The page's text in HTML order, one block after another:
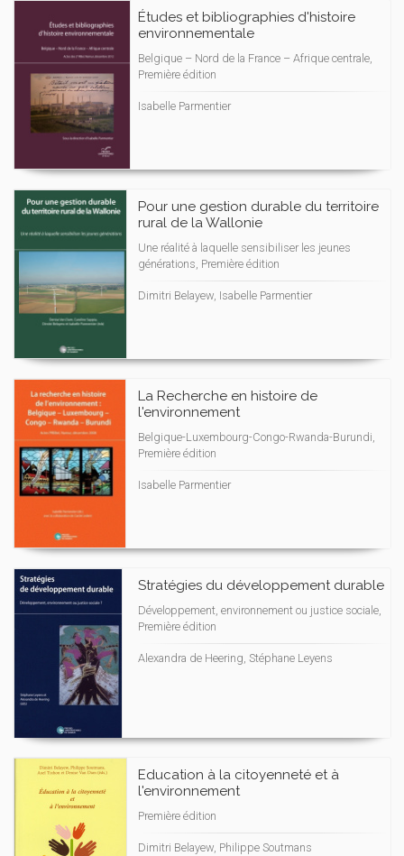
Études et bibliographies d'histoire
environnementale
Belgique – Nord de la France – Afrique centrale,
Première édition
Isabelle Parmentier
Pour une gestion durable du territoire
rural de la Wallonie
Une réalité à laquelle sensibiliser les jeunes
générations, Première édition
Dimitri Belayew, Isabelle Parmentier
La Recherche en histoire de
l'environnement
Belgique-Luxembourg-Congo-Rwanda-Burundi,
Première édition
Isabelle Parmentier
Stratégies du développement durable
Développement, environnement ou justice sociale,
Première édition
Alexandra de Heering, Stéphane Leyens
Education à la citoyenneté et à
l'environnement
Première édition
Dimitri Belayew, Philippe Soutmans